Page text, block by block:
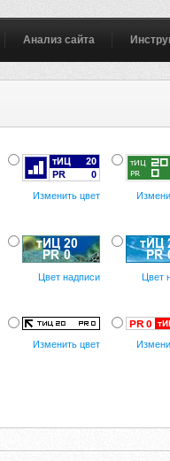
Анализ сайта
Изменить цвет
Цвет надписи Цвет
Изменить цвет